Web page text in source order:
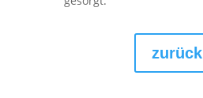
zurück